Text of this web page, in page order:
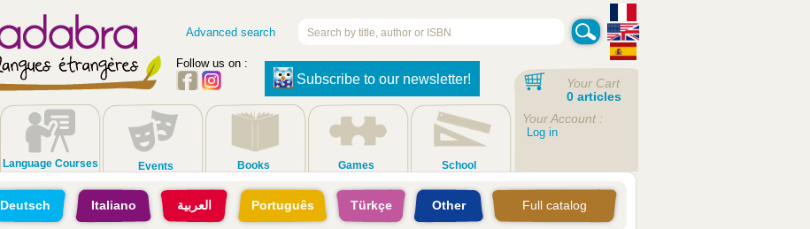
Advanced search
Follow us on :
Subscribe to our newsletter!
Language Courses Events Books Games School
Your Cart
0 articles
Your Account :
Log in
Deutsch Italiano العربية Português Türkçe Other Full catalog